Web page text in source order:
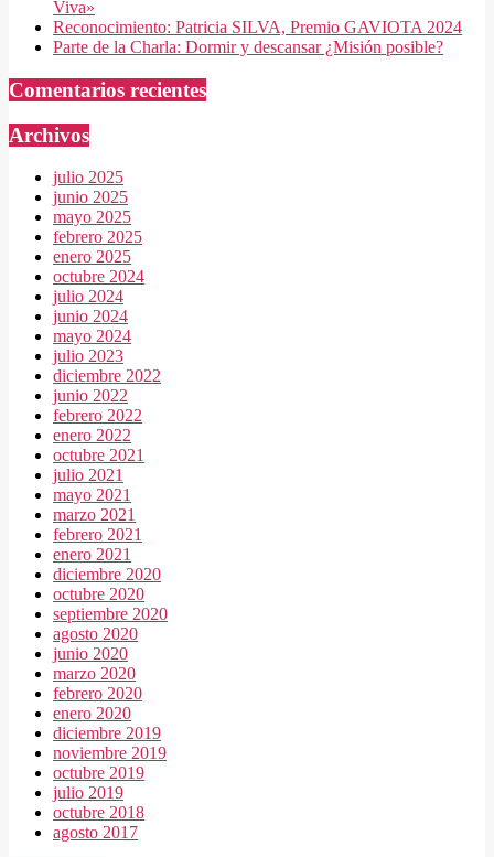
Viva»
Reconocimiento: Patricia SILVA, Premio GAVIOTA 2024
Parte de la Charla: Dormir y descansar ¿Misión posible?
Comentarios recientes
Archivos
julio 2025
junio 2025
mayo 2025
febrero 2025
enero 2025
octubre 2024
julio 2024
junio 2024
mayo 2024
julio 2023
diciembre 2022
junio 2022
febrero 2022
enero 2022
octubre 2021
julio 2021
mayo 2021
marzo 2021
febrero 2021
enero 2021
diciembre 2020
octubre 2020
septiembre 2020
agosto 2020
junio 2020
marzo 2020
febrero 2020
enero 2020
diciembre 2019
noviembre 2019
octubre 2019
julio 2019
octubre 2018
agosto 2017